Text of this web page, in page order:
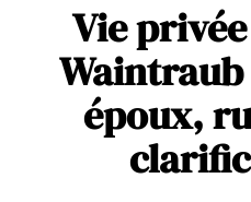
Vie
époux,